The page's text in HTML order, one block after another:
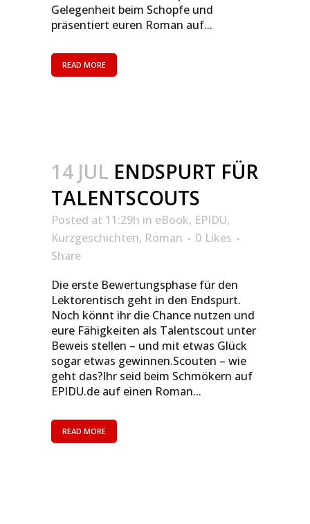
Gelegenheit beim Schopfe und
präsentiert euren Roman auf...
READ MORE
14 JUL ENDSPURT FÜR
TALENTSCOUTS
Posted at 11:29h in eBook, EPIDU,
Kurzgeschichten, Roman 0 Likes
Share
Die erste Bewertungsphase für den
Lektorentisch geht in den Endspurt.
Noch könnt ihr die Chance nutzen und
eure Fähigkeiten als Talentscout unter
Beweis stellen – und mit etwas Glück
sogar etwas gewinnen.Scouten – wie
geht das?Ihr seid beim Schmökern auf
EPIDU.de auf einen Roman...
READ MORE